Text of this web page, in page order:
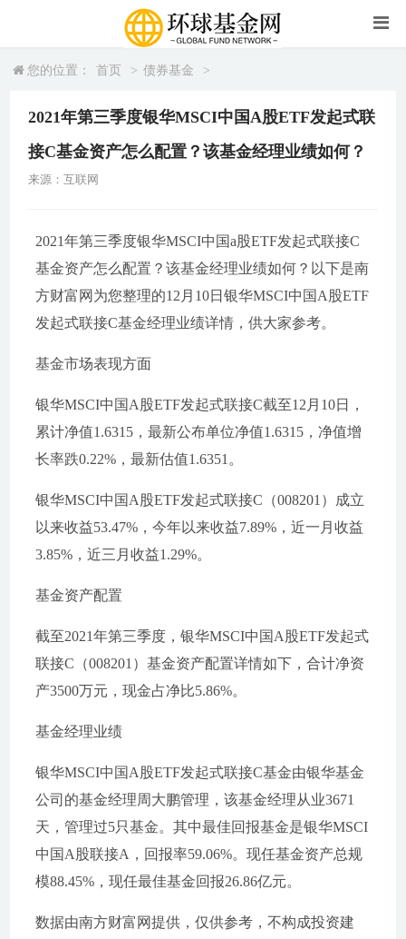
您的位置： 首页 > 债券基金 >
2021年第三季度银华MSCI中国A股ETF发起式联
接C基金资产怎么配置？该基金经理业绩如何？
来源：互联网
2021年第三季度银华MSCI中国a股ETF发起式联接C
基金资产怎么配置？该基金经理业绩如何？以下是南
方财富网为您整理的12月10日银华MSCI中国A股ETF
发起式联接C基金经理业绩详情，供大家参考。
基金市场表现方面
银华MSCI中国A股ETF发起式联接C截至12月10日，
累计净值1.6315，最新公布单位净值1.6315，净值增
长率跌0.22%，最新估值1.6351。
银华MSCI中国A股ETF发起式联接C（008201）成立
以来收益53.47%，今年以来收益7.89%，近一月收益
3.85%，近三月收益1.29%。
基金资产配置
截至2021年第三季度，银华MSCI中国A股ETF发起式
联接C（008201）基金资产配置详情如下，合计净资
产3500万元，现金占净比5.86%。
基金经理业绩
银华MSCI中国A股ETF发起式联接C基金由银华基金
公司的基金经理周大鹏管理，该基金经理从业3671
天，管理过5只基金。其中最佳回报基金是银华MSCI
中国A股联接A，回报率59.06%。现任基金资产总规
模88.45%，现任最佳基金回报26.86亿元。
数据由南方财富网提供，仅供参考，不构成投资建